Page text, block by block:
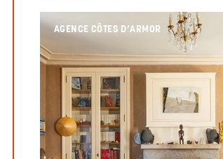
AGENCE CÔTES D’ARMOR